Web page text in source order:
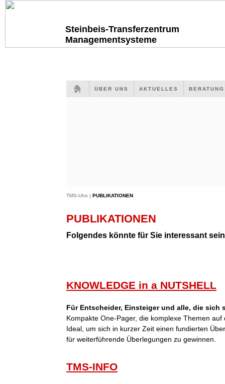
Steinbeis-Transferzentrum
Managementsysteme
ÜBER UNS AKTUELLES
TMS-Ulm | PUBLIKATIONEN
PUBLIKATIONEN
Folgendes könnte für Sie interessant
KNOWLEDGE in a NUTSHELL
Für Entscheider, Einsteiger und alle, die sich
Kompakte One-Pager, die komplexe Themen
Ideal, um sich in kurzer Zeit einen fundierten
für weiterführende Überlegungen zu gewinnen.
TMS-INFO